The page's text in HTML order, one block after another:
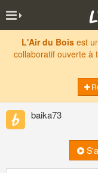
L'Air du Boisest
collaboratif ouverte à
baika73